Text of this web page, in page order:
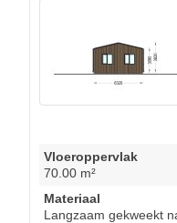
Vloeroppervlak
70.00 m²
Materiaal
Langzaam gekweekt